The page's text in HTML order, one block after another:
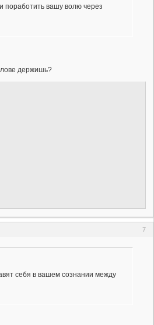
поработить вашу волю через
держишь?
7
себя в вашем сознании между